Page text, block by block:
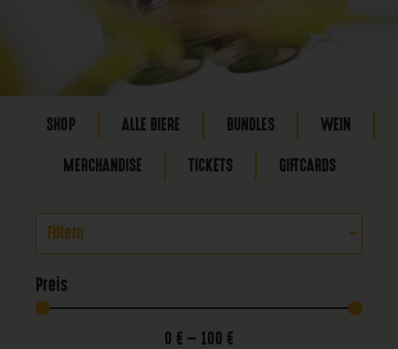
SHOP ALLE BIERE BUNDLES WEIN
MERCHANDISE TICKETS GIFTCARDS
Filtern
Preis
0 € — 100 €